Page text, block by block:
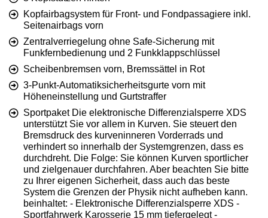
Kopfairbagsystem für Front- und Fondpassagiere inkl.
Seitenairbags vorn
Zentralverriegelung ohne Safe-Sicherung mit
Funkfernbedienung und 2 Funkklappschlüssel
Scheibenbremsen vorn, Bremssättel in Rot
3-Punkt-Automatiksicherheitsgurte vorn mit
Höheneinstellung und Gurtstraffer
Sportpaket Die elektronische Differenzialsperre XDS
unterstützt Sie vor allem in Kurven. Sie steuert den
Bremsdruck des kurveninneren Vorderrads und
verhindert so innerhalb der Systemgrenzen, dass es
durchdreht. Die Folge: Sie können Kurven sportlicher
und zielgenauer durchfahren. Aber beachten Sie bitte
zu Ihrer eigenen Sicherheit, dass auch das beste
System die Grenzen der Physik nicht aufheben kann.
beinhaltet: - Elektronische Differenzialsperre XDS -
Sportfahrwerk Karosserie 15 mm tiefergelegt -